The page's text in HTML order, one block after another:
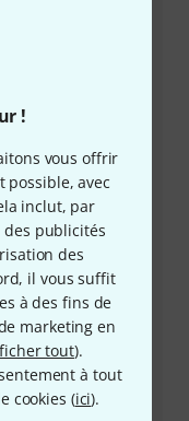
!
vous offrir
possible, avec
inclut, par
des publicités
des
il vous suffit
à des fins de
marketing en
tout).
à tout
cookies (ici).
pour